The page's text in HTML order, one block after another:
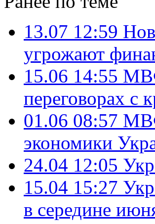
13.07 12:59
угрожают
15.06 14:55
переговорах с
01.06 08:57
экономики
24.04 12:05
15.04 15:27
в середине